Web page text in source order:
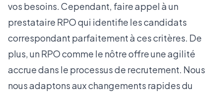
vos besoins. Cependant, faire appel à un
prestataire RPO qui identifie les candidats
correspondant parfaitement à ces critères. De
plus, unRPOcomme le nôtre offre une agilité
accrue dans le processus de recrutement. Nous
nous adaptons aux changements rapides du